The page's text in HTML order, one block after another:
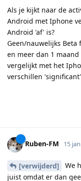
Als je kijkt naar de
Android met Iphone
Android 'af' is?
Geen/nauwelijks Beta
en meer dan 1
vergelijkt met het
verschillen 'significant'
Ruben-FM 15
[verwijderd]
We
juist omdat er dan